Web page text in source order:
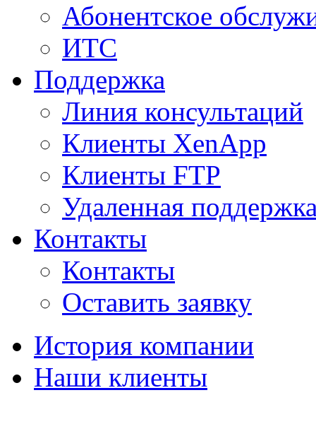
Абонентское
ИТС
Поддержка
Линия консультаций
Клиенты XenApp
Клиенты FTP
Удаленная
Контакты
Контакты
Оставить заявку
История компании
Наши клиенты